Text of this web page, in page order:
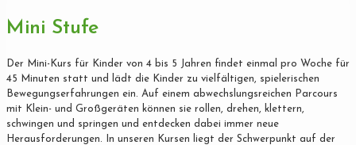
Mini Stufe
Der Mini-Kurs für Kinder von 4 bis 5 Jahren findet einmal pro Woche für
45 Minuten statt und lädt die Kinder zu vielfältigen, spielerischen
Bewegungserfahrungen ein. Auf einem abwechslungsreichen Parcours
mit Klein- und Großgeräten können sie rollen, drehen, klettern,
schwingen und springen und entdecken dabei immer neue
Herausforderungen. In unseren Kursen liegt der Schwerpunkt auf der